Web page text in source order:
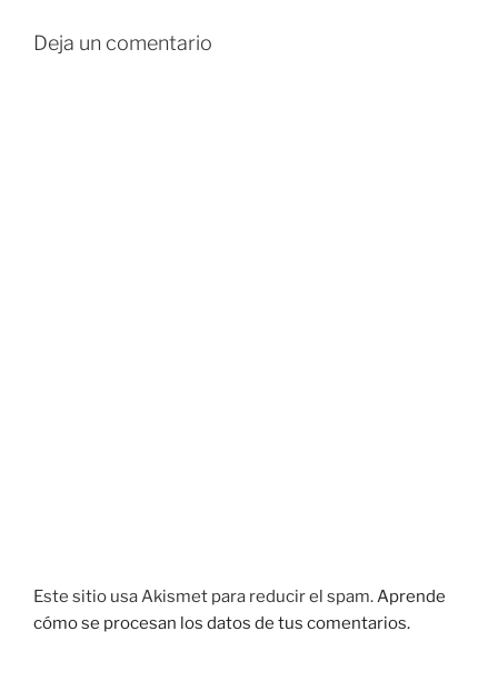
Deja un comentario
Este sitio usa Akismet para reducir el spam. Aprende
cómo se procesan los datos de tus comentarios.